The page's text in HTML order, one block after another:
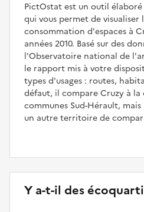
PictOstat est un outil
qui vous permet de
consommation d'espaces à
années 2010. Basé sur des
l'Observatoire national de
le rapport mis à votre
types d'usages : routes,
défaut, il compare Cruzy à la
communes Sud-Hérault,
un autre territoire de
Y a-t-il des